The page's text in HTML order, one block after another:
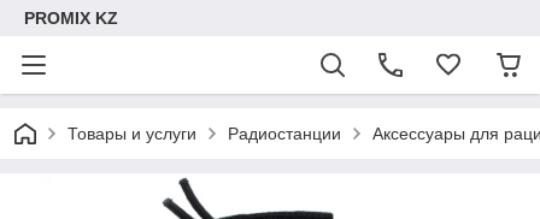
PROMIX KZ
Товары и услуги Радиостанции Аксессуары для